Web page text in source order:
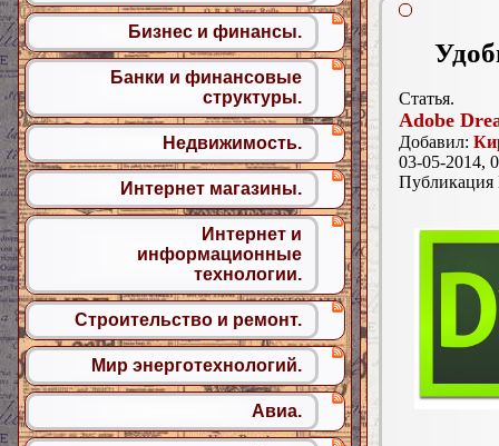
Статья.
Adobe
Добавил:
03-05-2014,
Бизнес и финансы.
Банки и финансовые
структуры.
Недвижимость.
Интернет магазины.
Интернет и
информационные
технологии.
Строительство и ремонт.
Мир энерготехнологий.
Авиа.